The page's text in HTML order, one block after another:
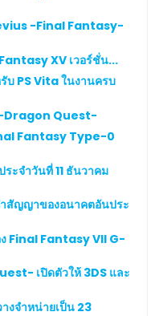
-Final Fantasy-
XV เวอร์ชั่น...
บ PS Vita ในงานครบ
Dragon Quest-
Fantasy Type-0
ะจำวันที่ 11 ธันวาคม
สัญญาของอนาคตอันประ
Final Fantasy VII G-
เปิดตัวให้ 3DS และ
จำหน่ายเป็น 23